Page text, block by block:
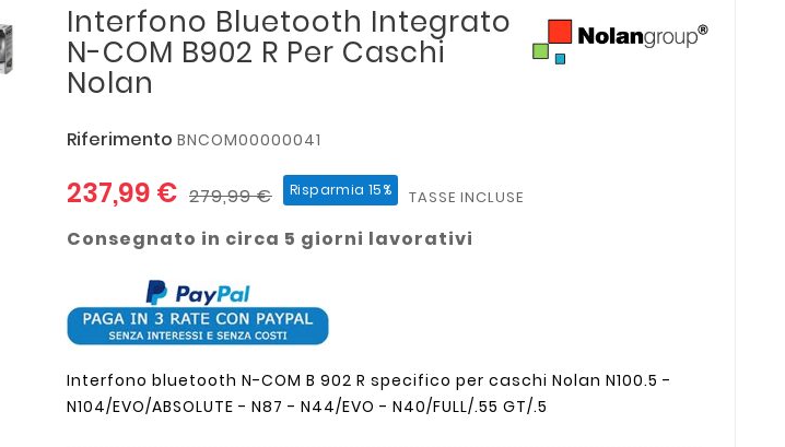
Interfono Bluetooth Integrato
N-COM B902 R Per Caschi
Nolan
Riferimento BNCOM00000041
237,99 € 279,99 € Risparmia 15% TASSE INCLUSE
Consegnato in circa 5 giorni lavorativi
Interfono bluetooth N-COM B 902 R specifico per caschi Nolan N100.5 -
N104/EVO/ABSOLUTE - N87 - N44/EVO - N40/FULL/.55 GT/.5